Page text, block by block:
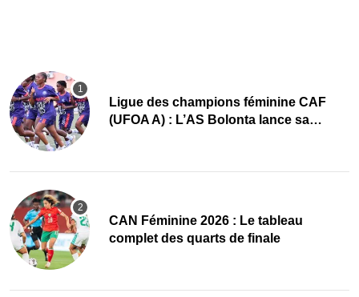
Ligue des champions féminine CAF
(UFOA A) : L’AS Bolonta lance sa
CAN Féminine 2026 : Le tableau
complet des quarts de finale